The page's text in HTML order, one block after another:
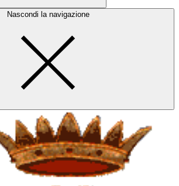
Nascondi la navigazione